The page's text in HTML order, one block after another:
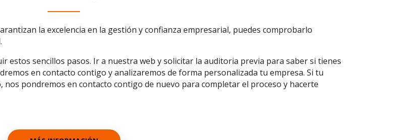
la excelencia en la gestión y confianza empresarial, puedes comprobarlo
estos sencillos pasos. Ir a nuestra web y solicitar la auditoria previa para saber si tienes
en contacto contigo y analizaremos de forma personalizada tu empresa. Si tu
pondremos en contacto contigo de nuevo para completar el proceso y hacerte